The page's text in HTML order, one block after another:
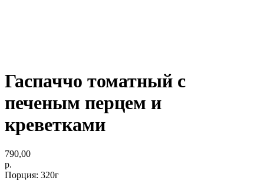
Гаспаччо томатный с
печеным перцем и
креветками
790,00
р.
Порция: 320г